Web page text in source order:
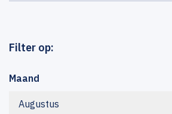
Filter op:
Maand
Augustus